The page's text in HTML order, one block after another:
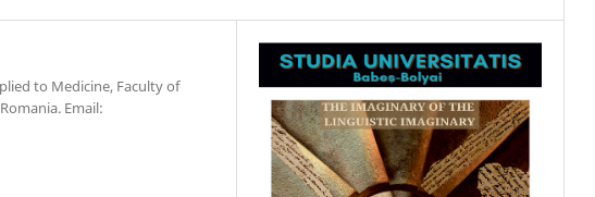
to Medicine, Faculty of
Email: